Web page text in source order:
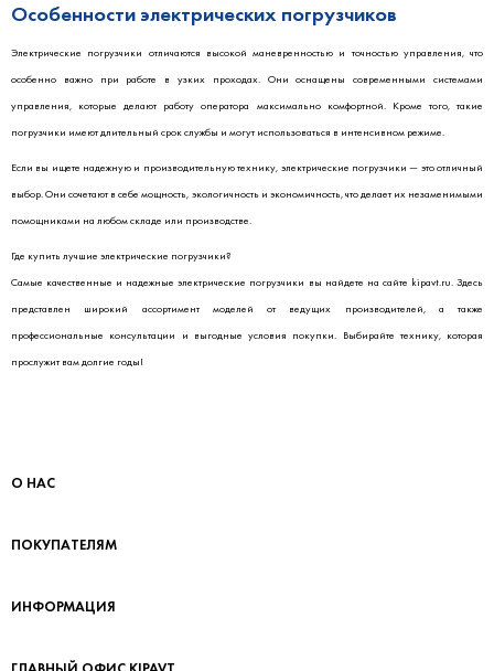
Особенности электрических погрузчиков
Электрические погрузчики отличаются высокой маневренностью и точностью управления, что
особенно важно при работе в узких проходах. Они оснащены современными системами
управления, которые делают работу оператора максимально комфортной. Кроме того, такие
погрузчики имеют длительный срок службы и могут использоваться в интенсивном режиме.
Если вы ищете надежную и производительную технику, электрические погрузчики — это отличный
выбор. Они сочетают в себе мощность, экологичность и экономичность, что делает их незаменимыми
помощниками на любом складе или производстве.
Где купить лучшие электрические погрузчики?
Самые качественные и надежные электрические погрузчики вы найдете на сайте kipavt.ru. Здесь
представлен широкий ассортимент моделей от ведущих производителей, а также
профессиональные консультации и выгодные условия покупки. Выбирайте технику, которая
прослужит вам долгие годы!
О НАС
ПОКУПАТЕЛЯМ
ИНФОРМАЦИЯ